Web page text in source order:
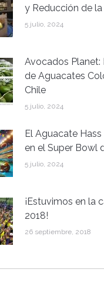
y Reducción de
5 julio, 2024
Avocados Planet:
de Aguacates
Chile
5 julio, 2024
El Aguacate
en el Super Bowl
5 julio, 2024
¡Estuvimos en la
2018!
26 septiembre, 2018